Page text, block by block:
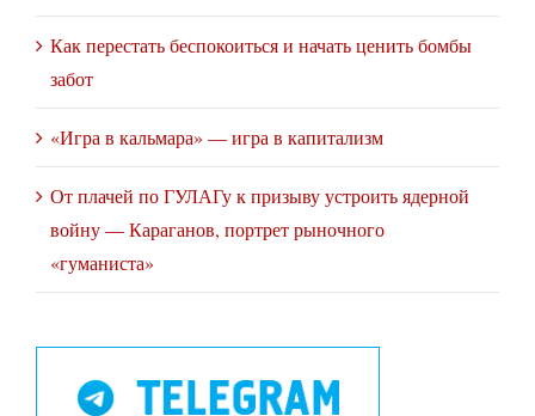
Как перестать беспокоиться и начать ценить бомбы
забот
«Игра в кальмара» — игра в капитализм
От плачей по ГУЛАГу к призыву устроить ядерной
войну — Караганов, портрет рыночного
«гуманиста»